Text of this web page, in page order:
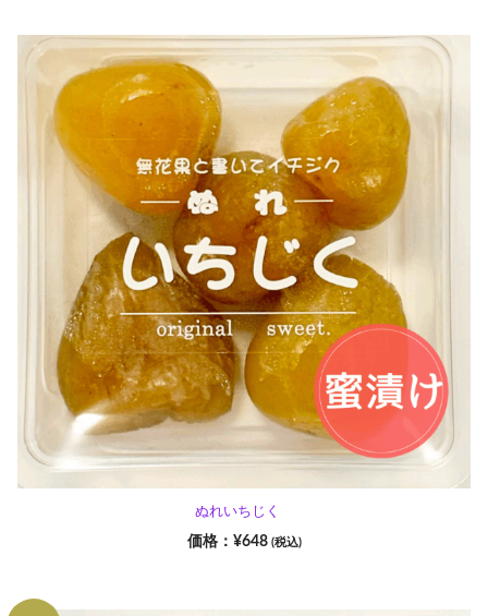
ぬれいちじく
¥648 (税込)